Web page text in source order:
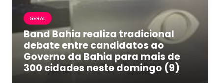
GERAL
Band Bahia realiza tradicional
debate entre candidatos ao
Governo da Bahia para mais de
300 cidades neste domingo (9)